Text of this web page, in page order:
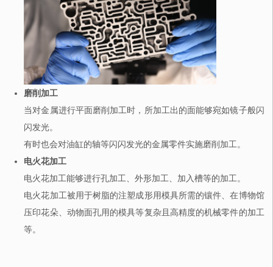
磨削加工
当对金属进行平面磨削加工时，所加工出的面能够宛如镜子般闪
闪发光。
有时也会对油缸的轴等闪闪发光的金属零件实施磨削加工。
电火花加工
电火花加工能够进行孔加工、外形加工、加入槽等的加工。
电火花加工被用于树脂的注塑成形用模具所需的镶件、在博物馆
压印花朵、动物面孔用的模具等复杂且高精度的机械零件的加工
等。